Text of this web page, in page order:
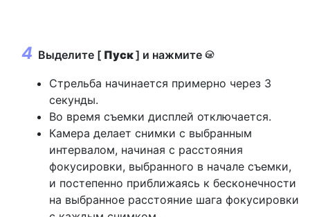
Выделите [ Пуск] и нажмите J
Стрельба начинается примерно через 3
секунды.
Во время съемки дисплей отключается.
Камера делает снимки с выбранным
интервалом, начиная с расстояния
фокусировки, выбранного в начале съемки,
и постепенно приближаясь к бесконечности
на выбранное расстояние шага фокусировки